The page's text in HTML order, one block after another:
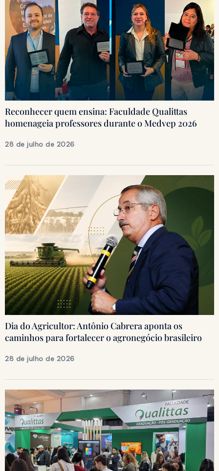
Reconhecer quem ensina: Faculdade Qualittas
homenageia professores durante o Medvep 2026
28 de julho de 2026
Dia do Agricultor: Antônio Cabrera aponta os
caminhos para fortalecer o agronegócio brasileiro
28 de julho de 2026